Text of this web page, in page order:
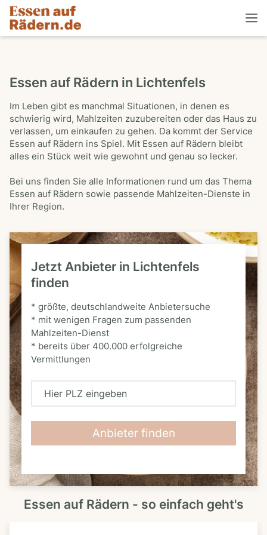
Essen auf Rädern in Lichtenfels
Im Leben gibt es manchmal Situationen, in denen es
schwierig wird, Mahlzeiten zuzubereiten oder das Haus zu
verlassen, um einkaufen zu gehen. Da kommt der Service
Essen auf Rädern ins Spiel. Mit Essen auf Rädern bleibt
alles ein Stück weit wie gewohnt und genau so lecker.
Bei uns finden Sie alle Informationen rund um das Thema
Essen auf Rädern sowie passende Mahlzeiten-Dienste in
Ihrer Region.
Jetzt Anbieter in Lichtenfels
finden
* größte, deutschlandweite Anbietersuche
* mit wenigen Fragen zum passenden
Mahlzeiten-Dienst
* bereits über 400.000 erfolgreiche
Vermittlungen
H
L
Z
Anbieter finden
Essen auf Rädern - so einfach geht's